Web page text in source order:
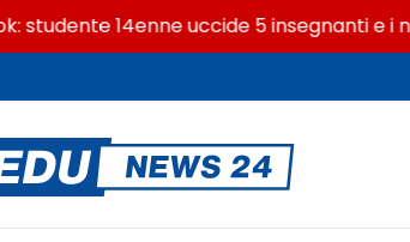
14enne uccide 5 insegnanti e i nonni